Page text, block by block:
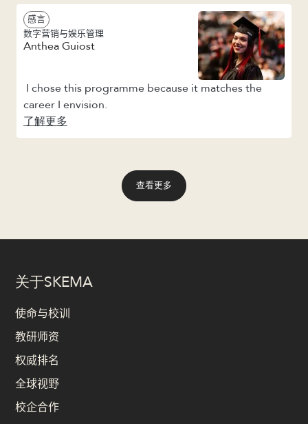
感言
数字营销与娱乐管理
Anthea Guiost
I chose this programme because it matches the
career I envision.
了解更多
查看更多
关于SKEMA
使命与校训
教研师资
权威排名
全球视野
校企合作